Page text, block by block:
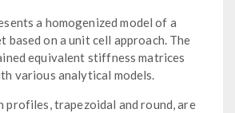
a homogenized model of a
based on a unit cell approach. The
equivalent stiffness matrices
various analytical models.
profiles, trapezoidal and round, are